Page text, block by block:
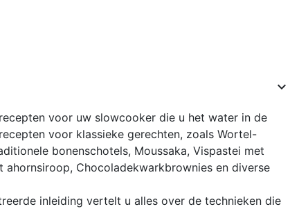

voor uw slowcooker die u het water in de
voor klassieke gerechten, zoals Wortel-
bonenschotels, Moussaka, Vispastei met
ahornsiroop, Chocoladekwarkbrownies en diverse
inleiding vertelt u alles over de technieken die